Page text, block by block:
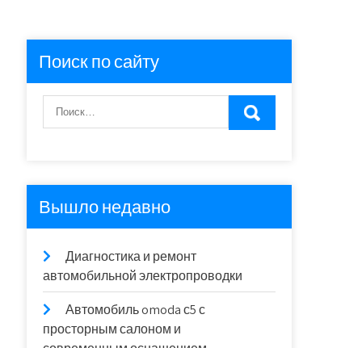
Поиск по сайту
Вышло недавно
Диагностика и ремонт
автомобильной электропроводки
Автомобиль omoda с5 с
просторным салоном и